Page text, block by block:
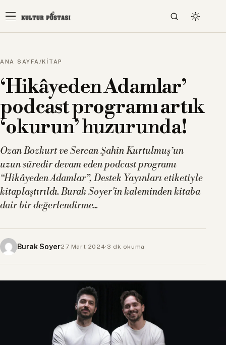
ANA SAYFA /KİTAP
‘Hikâyeden Adamlar’
podcast programı artık
‘okurun’ huzurunda!
Ozan Bozkurt ve Sercan Şahin Kurtulmuş’un
uzun süredir devam eden podcast programı
“Hikâyeden Adamlar”, Destek Yayınları etiketiyle
kitaplaştırıldı. Burak Soyer'in kaleminden kitaba
dair bir değerlendirme...
Burak Soyer27 Mart 2024· 3 dk okuma